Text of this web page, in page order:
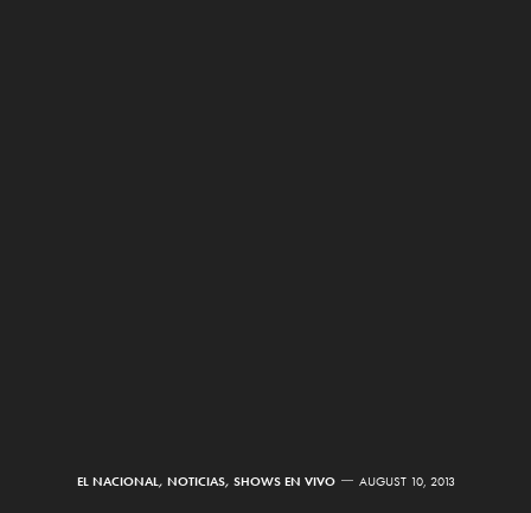
EL NACIONAL, NOTICIAS, SHOWS EN VIVO AUGUST 10, 2013